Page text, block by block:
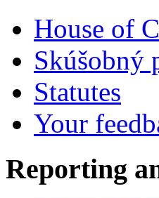
House of
Skúšobný
Statutes
Your
Reporting